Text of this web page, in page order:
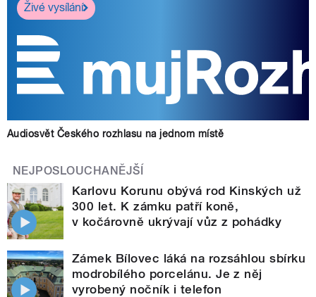
Živé vysílání
Audiosvět Českého rozhlasu na jednom místě
NEJPOSLOUCHANĚJŠÍ
Karlovu Korunu obývá rod Kinských už
300 let. K zámku patří koně,
v kočárovně ukrývají vůz z pohádky
Zámek Bílovec láká na rozsáhlou sbírku
modrobílého porcelánu. Je z něj
vyrobený nočník i telefon